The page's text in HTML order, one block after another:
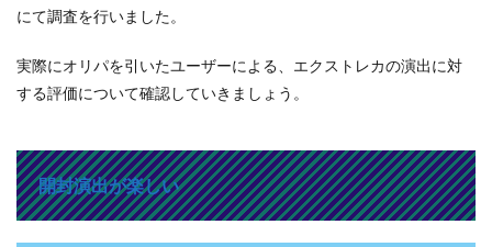
にて調査を行いました。
実際にオリパを引いたユーザーによる、エクストレカの演出に対
する評価について確認していきましょう。
開封演出が楽しい